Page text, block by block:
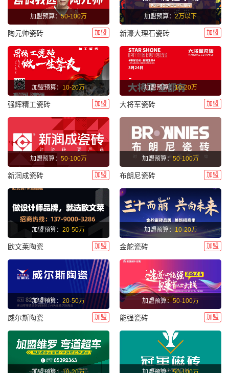
加盟预算：50-100万
陶元帅瓷砖 加盟
加盟预算：2万以下
新濠大理石瓷砖 加盟
加盟预算：10-20万
强辉精工瓷砖 加盟
加盟预算：10-20万
大将军瓷砖 加盟
加盟预算： 50-100万
新润成瓷砖 加盟
加盟预算：50-100万
布朗尼瓷砖 加盟
加盟预算：20-50万
欧文莱陶瓷 加盟
加盟预算： 10-20万
金舵瓷砖 加盟
加盟预算：20-50万
威尔斯陶瓷 加盟
加盟预算：50-100万
能强瓷砖 加盟